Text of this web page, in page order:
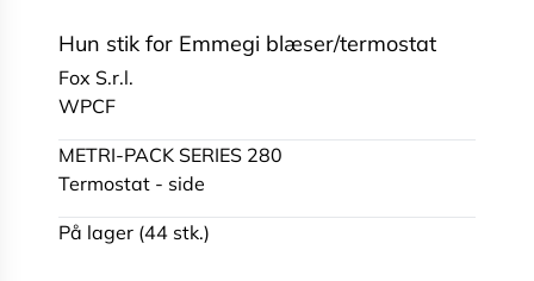
Hun stik for Emmegi blæser/termostat
Fox S.r.l.
WPCF
METRI-PACK SERIES 280
Termostat - side
På lager (44 stk.)